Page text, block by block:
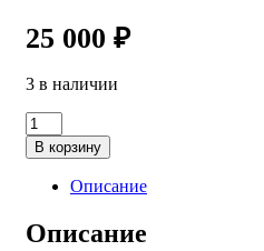
25 000 ₽
3 в наличии
Количество
товара
78173
AUTOart
Porsche
911
(991.2)
В корзину
Описание
Описание